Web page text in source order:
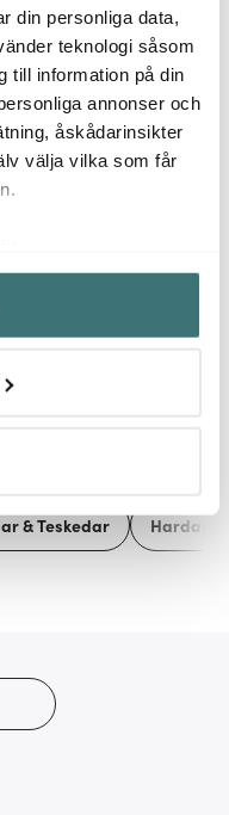
din personliga data,
teknologi såsom
till information på din
annonser och
åskådarinsikter
välja vilka som får
plats som
till flera meter
aktivt skanna den för
uppgifter
när som
och annonserna
Stekpanna 30
Svart
104
våra kunder
& Teskedar